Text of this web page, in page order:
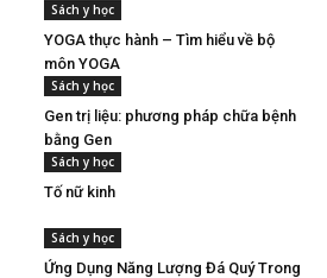
Sách y học
YOGA thực hành – Tìm hiểu về bộ
môn YOGA
Sách y học
Gen trị liệu: phương pháp chữa bệnh
bằng Gen
Sách y học
Tố nữ kinh
Sách y học
Ứng Dụng Năng Lượng Đá Quý Trong